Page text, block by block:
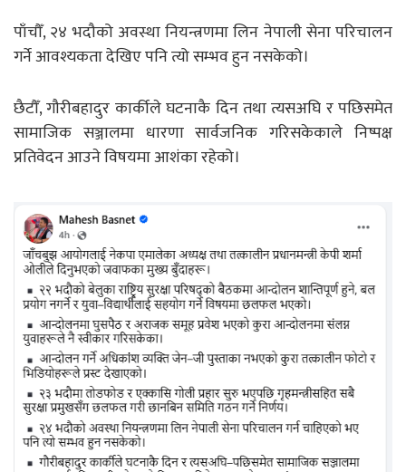
पाँचौँ, २४ भदौको अवस्था नियन्त्रणमा लिन नेपाली सेना परिचालन
गर्ने आवश्यकता देखिए पनि त्यो सम्भव हुन नसकेको।
छैटौँ, गौरीबहादुर कार्कीले घटनाकै दिन तथा त्यसअघि र पछिसमेत
सामाजिक सञ्जालमा धारणा सार्वजनिक गरिसकेकाले निष्पक्ष
प्रतिवेदन आउने विषयमा आशंका रहेको।